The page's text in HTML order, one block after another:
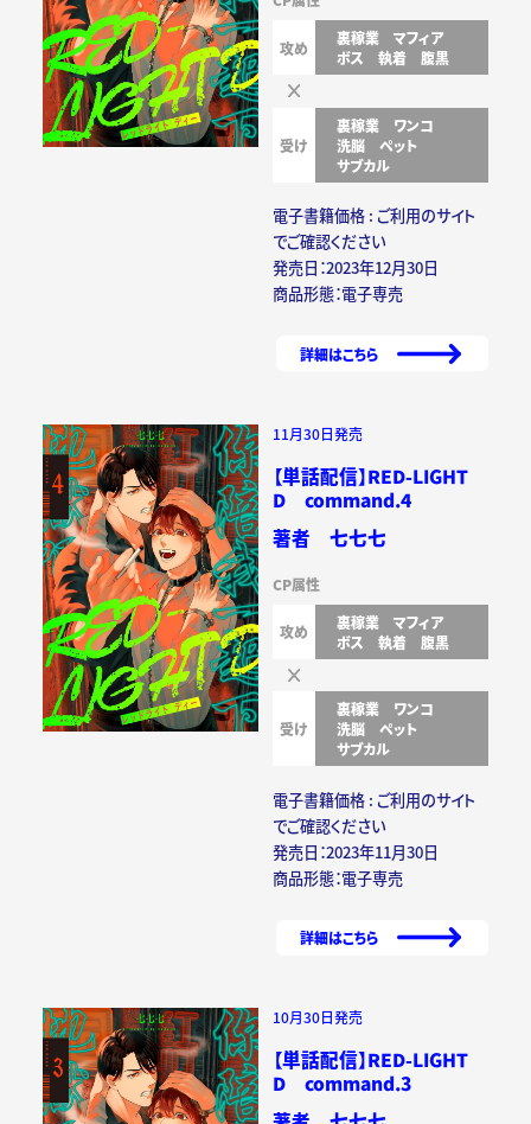
攻め 裏稼業
マフィア
ボス
執着 腹黒
受け
裏稼業
ワンコ
洗脳
ペット
サブカル
電子書籍価格 : ご利用のサイト
でご確認ください
発売日：2023年12月30日
商品形態：電子専売
詳細はこちら
11月30日発売
【単話配信】RED-LIGHT
D command.4
著者 七七七
CP属性
攻め 裏稼業
マフィア
ボス
執着 腹黒
受け
裏稼業
ワンコ
洗脳
ペット
サブカル
電子書籍価格 : ご利用のサイト
でご確認ください
発売日：2023年11月30日
商品形態：電子専売
詳細はこちら
10月30日発売
【単話配信】RED-LIGHT
D command.3